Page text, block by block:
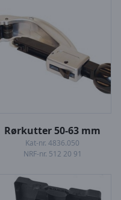
Rørkutter 50-63 mm
Kat-nr. 4836.050
NRF-nr. 512 20 91